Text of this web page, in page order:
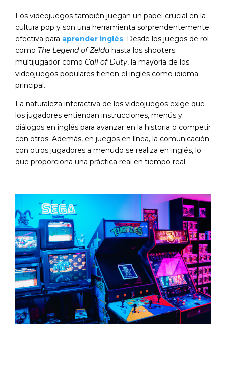
Los videojuegos también juegan un papel crucial en la
cultura pop y son una herramienta sorprendentemente
efectiva para aprender inglés. Desde los juegos de rol
como The Legend of Zelda hasta los shooters
multijugador como Call of Duty, la mayoría de los
videojuegos populares tienen el inglés como idioma
principal.
La naturaleza interactiva de los videojuegos exige que
los jugadores entiendan instrucciones, menús y
diálogos en inglés para avanzar en la historia o competir
con otros. Además, en juegos en línea, la comunicación
con otros jugadores a menudo se realiza en inglés, lo
que proporciona una práctica real en tiempo real.